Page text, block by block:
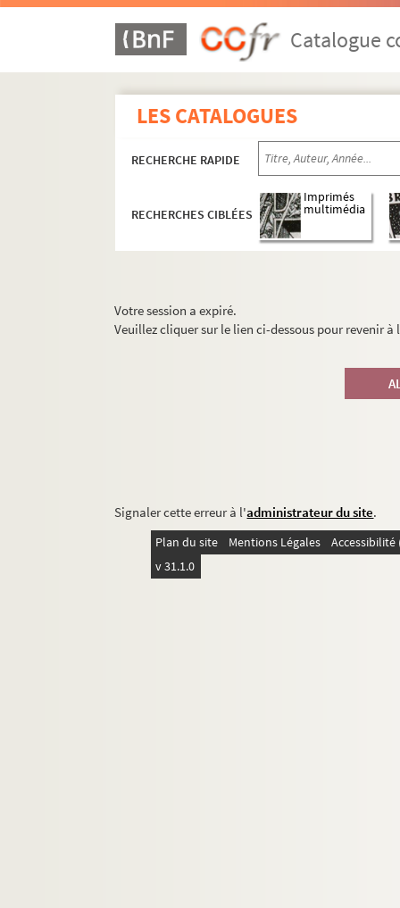
Catalogue
LES CATALOGUES
RECHERCHE RAPIDE
RECHERCHES CIBLÉES
Imprimés
multimédia
Votre session a expiré.
Veuillez cliquer sur le lien ci-dessous pour revenir
Signaler cette erreur à l'administrateur du site.
Plan du site Mentions Légales
v 31.1.0